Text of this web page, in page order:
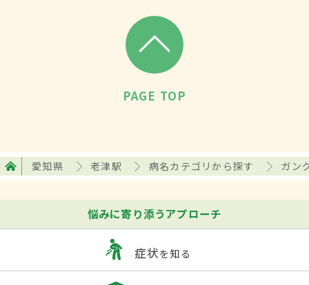
PAGE TOP
愛知県 老津駅 病名カテゴリから探す ガン
悩みに寄り添うアプローチ
症状を知る